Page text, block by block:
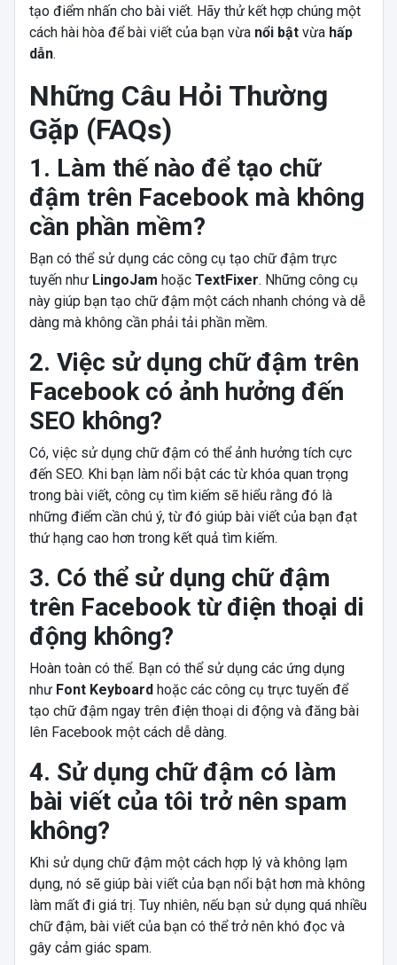
tạo điểm nhấn cho bài viết. Hãy thử kết hợp chúng một
cách hài hòa để bài viết của bạn vừa nổi bậtvừa hấp
dẫn.
Những Câu Hỏi Thường
Gặp (FAQs)
1. Làm thế nào để tạo chữ
đậm trên Facebook mà không
cần phần mềm?
Bạn có thể sử dụng các công cụ tạo chữ đậm trực
tuyến như LingoJam hoặc TextFixer. Những công cụ
này giúp bạn tạo chữ đậm một cách nhanh chóng và dễ
dàng mà không cần phải tải phần mềm.
2. Việc sử dụng chữ đậm trên
Facebook có ảnh hưởng đến
SEO không?
Có, việc sử dụng chữ đậm có thể ảnh hưởng tích cực
đến SEO. Khi bạn làm nổi bật các từ khóa quan trọng
trong bài viết, công cụ tìm kiếm sẽ hiểu rằng đó là
những điểm cần chú ý, từ đó giúp bài viết của bạn đạt
thứ hạng cao hơn trong kết quả tìm kiếm.
3. Có thể sử dụng chữ đậm
trên Facebook từ điện thoại di
động không?
Hoàn toàn có thể. Bạn có thể sử dụng các ứng dụng
như Font Keyboard hoặc các công cụ trực tuyến để
tạo chữ đậm ngay trên điện thoại di động và đăng bài
lên Facebook một cách dễ dàng.
4. Sử dụng chữ đậm có làm
bài viết của tôi trở nên spam
không?
Khi sử dụng chữ đậm một cách hợp lý và không lạm
dụng, nó sẽ giúp bài viết của bạn nổi bật hơn mà không
làm mất đi giá trị. Tuy nhiên, nếu bạn sử dụng quá nhiều
chữ đậm, bài viết của bạn có thể trở nên khó đọc và
gây cảm giác spam.